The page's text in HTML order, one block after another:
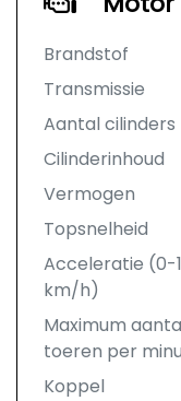
Brandstof
Transmissie
Aantal cilinders
Cilinderinhoud
Vermogen
Topsnelheid
Acceleratie (0-
km/h)
Maximum
toeren per
Koppel